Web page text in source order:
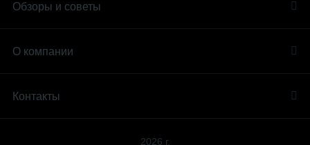
Обзоры и советы
О компании
Контакты
2026 г.